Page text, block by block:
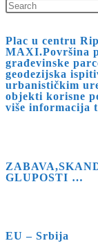
Plac u centru
MAXI.Površina
građevinske
geodezijska
urbanističkim
objekti korisne
više informacija
GLUPOSTI …
EU – Srbija